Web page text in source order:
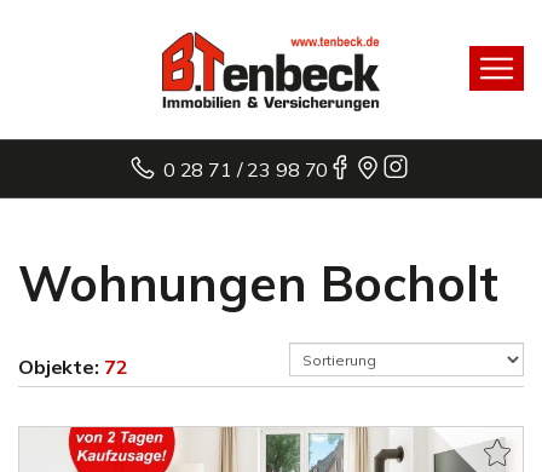
0 28 71 / 23 98 70
Wohnungen Bocholt
Objekte: 72